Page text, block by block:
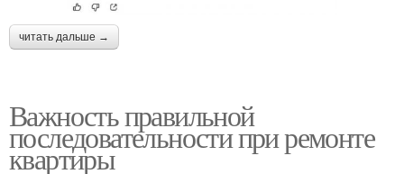
читать дальше →
Важность правильной
последовательности при ремонте
квартиры